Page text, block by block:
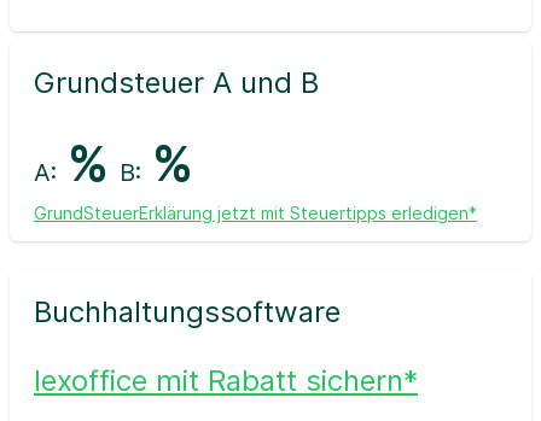
Grundsteuer A und B
A: % B: %
GrundSteuerErklärung jetzt mit Steuertipps erledigen*
Buchhaltungssoftware
lexoffice mit Rabatt sichern*